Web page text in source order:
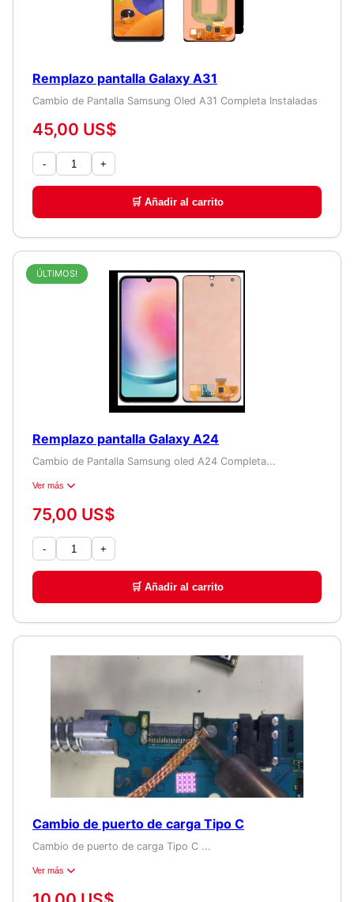
Remplazo pantalla Galaxy A31
Cambio de Pantalla Samsung Oled A31 Completa Instaladas
45,00 US$
- +
🛒 Añadir al carrito
ÚLTIMOS!
Remplazo pantalla Galaxy A24
Cambio de Pantalla Samsung oled A24 Completa...
Ver más
75,00 US$
- +
🛒 Añadir al carrito
Cambio de puerto de carga Tipo C
Cambio de puerto de carga Tipo C ...
Ver más